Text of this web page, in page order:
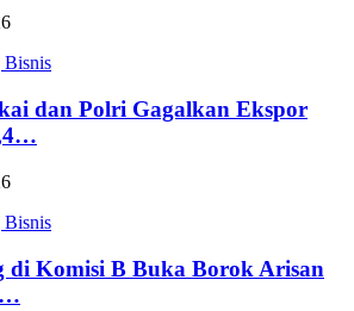
Bisnis
dan Polri Gagalkan Ekspor
Bisnis
di Komisi B Buka Borok Arisan